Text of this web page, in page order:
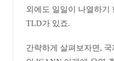
외에도 일일이 나열하기
TLD가 있죠.
간략하게 살펴보자면,